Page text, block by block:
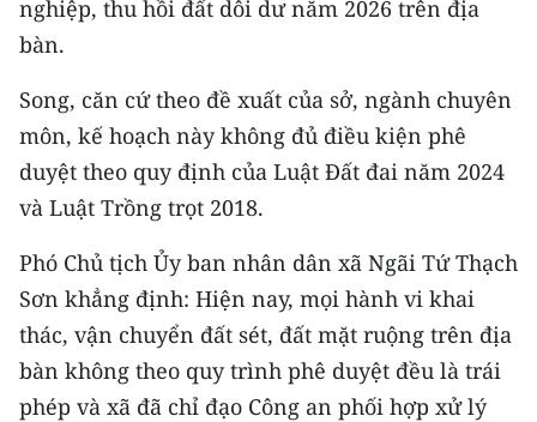
nghiệp, thu hồi đất dôi dư năm 2026 trên địa
bàn.
Song, căn cứ theo đề xuất của sở, ngành chuyên
môn, kế hoạch này không đủ điều kiện phê
duyệt theo quy định của Luật Đất đai năm 2024
và Luật Trồng trọt 2018.
Phó Chủ tịch Ủy ban nhân dân xã Ngãi Tứ Thạch
Sơn khẳng định: Hiện nay, mọi hành vi khai
thác, vận chuyển đất sét, đất mặt ruộng trên địa
bàn không theo quy trình phê duyệt đều là trái
phép và xã đã chỉ đạo Công an phối hợp xử lý